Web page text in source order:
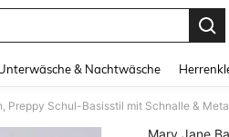
& Nachtwäsche
Preppy Schul-Basisstil mit Schnalle &
Mary Jane